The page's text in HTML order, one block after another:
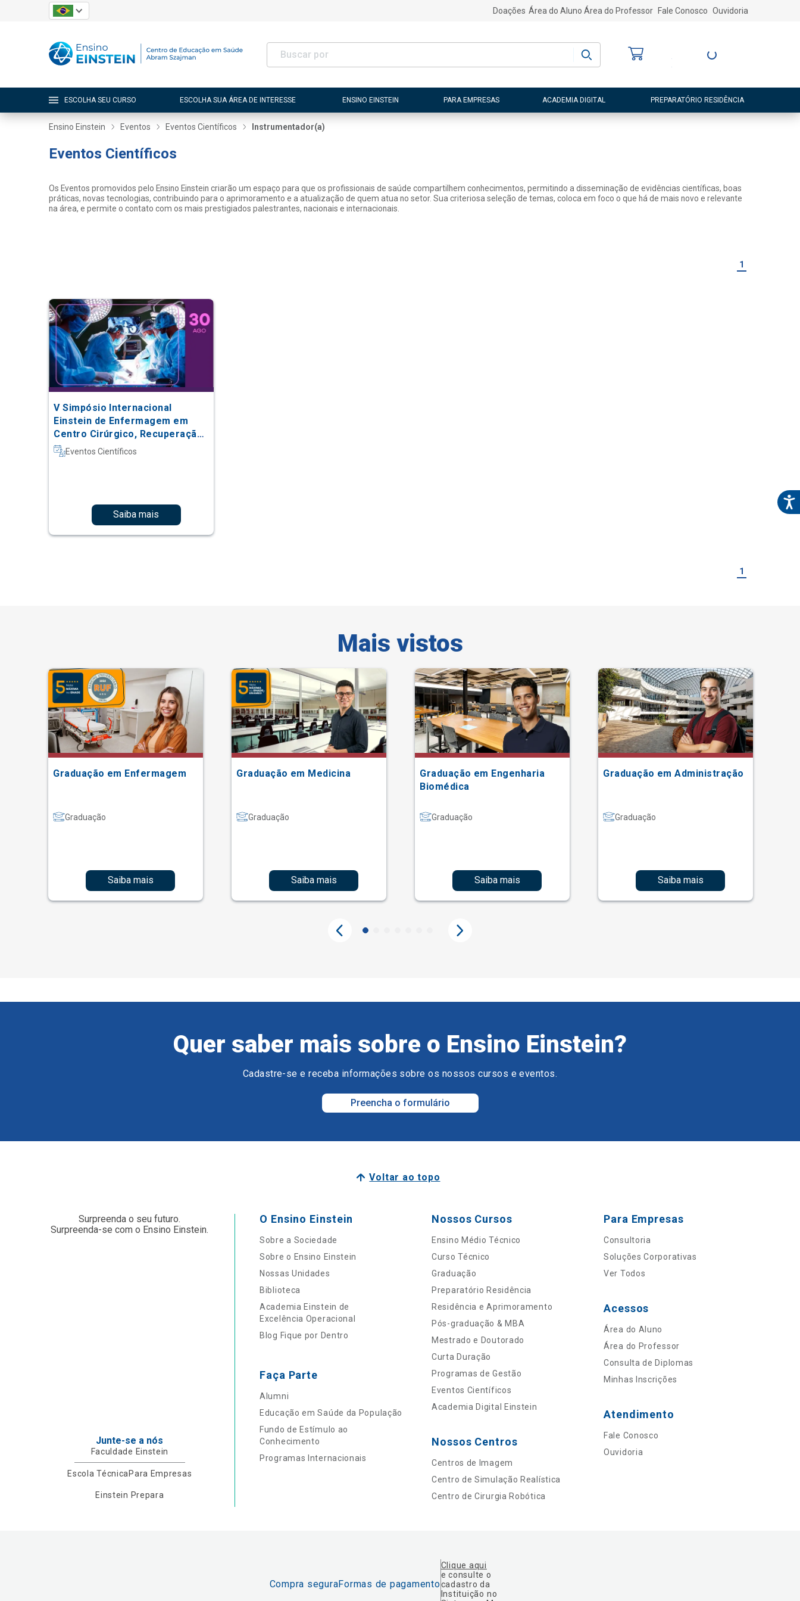
Doações Área do Aluno Área do Professor Fale Conosco Ouvidoria
Entre ou Cadastre-
ESCOLHA SEU CURSO ESCOLHA SUA ÁREA DE INTERESSE ENSINO EINSTEIN PARA EMPRESAS ACADEMIA DIGITAL PREPARATÓRIO RESIDÊNCIA
Ensino Einstein Eventos Eventos Científicos Instrumentador(a)
Eventos Científicos
Os Eventos promovidos pelo Ensino Einstein criarão um espaço para que os profissionais de saúde compartilhem conhecimentos, permitindo a disseminação de evidências científicas, boas
práticas, novas tecnologias, contribuindo para o aprimoramento e a atualização de quem atua no setor. Sua criteriosa seleção de temas, coloca em foco o que há de mais novo e relevante
na área, e permite o contato com os mais prestigiados palestrantes, nacionais e internacionais.
1
V Simpósio Internacional
Einstein de Enfermagem em
Centro Cirúrgico, Recuperação
Anestésica e Centro de
Material e Esterilização
Eventos Científicos
Saiba mais
1
Mais vistos
Graduação em Enfermagem
Graduação
Saiba mais
Graduação em Medicina
Graduação
Saiba mais
Graduação em Engenharia
Biomédica
Graduação
Saiba mais
Graduação em Administração
Graduação
Saiba mais
Quer saber mais sobre o Ensino Einstein?
Cadastre-se e receba informações sobre os nossos cursos e eventos.
Preencha o formulário
Voltar ao topo
Surpreenda o seu futuro.
Surpreenda-se com o Ensino Einstein.
Junte-se a nós
Faculdade Einstein
Escola Técnica Para Empresas
Einstein Prepara
O Ensino Einstein
Sobre a Sociedade
Sobre o Ensino Einstein
Nossas Unidades
Biblioteca
Academia Einstein de
Excelência Operacional
Blog Fique por Dentro
Faça Parte
Alumni
Educação em Saúde da População
Fundo de Estímulo ao
Conhecimento
Programas Internacionais
Nossos Cursos
Ensino Médio Técnico
Curso Técnico
Graduação
Preparatório Residência
Residência e Aprimoramento
Pós-graduação & MBA
Mestrado e Doutorado
Curta Duração
Programas de Gestão
Eventos Científicos
Academia Digital Einstein
Nossos Centros
Centros de Imagem
Centro de Simulação Realística
Centro de Cirurgia Robótica
Para Empresas
Consultoria
Soluções Corporativas
Ver Todos
Acessos
Área do Aluno
Área do Professor
Consulta de Diplomas
Minhas Inscrições
Atendimento
Fale Conosco
Ouvidoria
Compra seguraFormas de pagamento
Clique aqui
e consulte o
cadastro da
Instituição no